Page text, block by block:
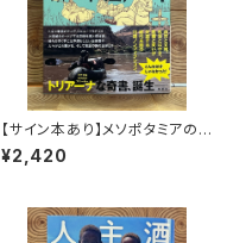
【サイン本あり】メソポタミアの
ボート三人男
¥2,420